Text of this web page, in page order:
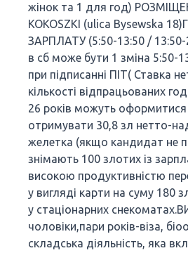
жінок та 1 для год)
KOKOSZKI (ulica Bysewska
ЗАРПЛАТУ (5:50-13:50 / 13:50-
в сб може бути 1 зміна 5:50-
при підписанні ПІТ( Ставка
кількості відпрацьованих
26 років можуть оформитися
отримувати 30,8 зл нетто-
желетка (якщо кандидат не
знімають 100 злотих із
високою продуктивністю
у вигляді карти на суму 180
у стаціонарних
чоловіки,пари років-віза,
складська діяльність, яка